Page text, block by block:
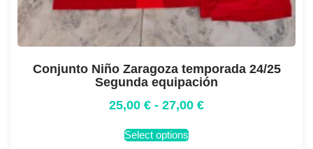
Conjunto Niño Zaragoza temporada 24/25
Segunda equipación
25,00 € - 27,00 €
Select options